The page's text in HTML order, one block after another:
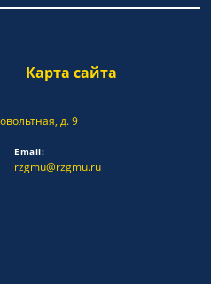
Карта сайта
д. 9
Email:
rzgmu@rzgmu.ru